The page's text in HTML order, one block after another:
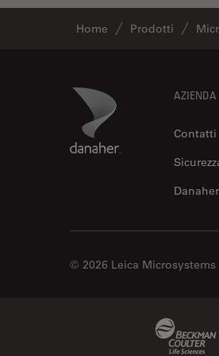
Home Prodotti
Danaher Logo AZIENDA
Contatti
© 2026 Leica Microsystems